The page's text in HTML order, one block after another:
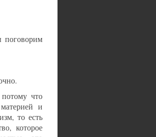
поговорим
что
и
то есть
которое